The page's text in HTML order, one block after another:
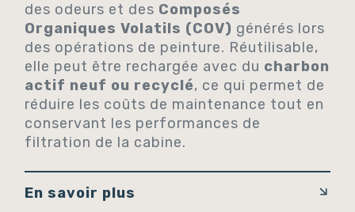
des odeurs et des Composés
Organiques Volatils (COV) générés lors
des opérations de peinture. Réutilisable,
elle peut être rechargée avec du charbon
actif neuf ou recyclé, ce qui permet de
réduire les coûts de maintenance tout en
conservant les performances de
filtration de la cabine.
En savoir plus